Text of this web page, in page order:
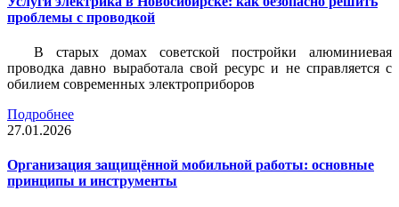
проблемы с проводкой
В старых домах советской постройки алюминиевая
проводка давно выработала свой ресурс и не справляется с
обилием современных электроприборов
Подробнее
27.01.2026
Организация защищённой мобильной работы: основные
принципы и инструменты